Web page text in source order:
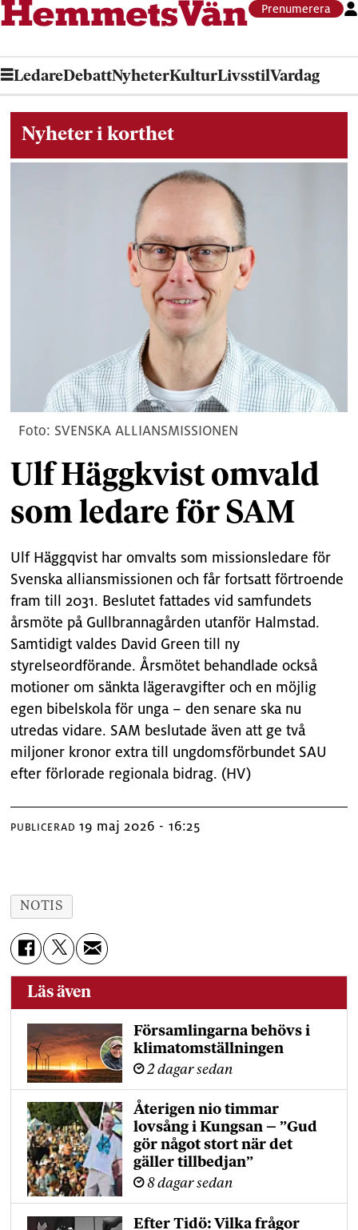
Prenumerera
LedareDebattNyheterKulturLivsstilVardag
Nyheter i korthet
SVENSKA ALLIANSMISSIONEN
Ulf Häggkvist omvald
som ledare för SAM
Ulf Häggqvist har omvalts som missionsledare för
Svenska alliansmissionen och får fortsatt förtroende
fram till 2031. Beslutet fattades vid samfundets
årsmöte på Gullbrannagården utanför Halmstad.
Samtidigt valdes David Green till ny
styrelseordförande. Årsmötet behandlade också
motioner om sänkta lägeravgifter och en möjlig
egen bibelskola för unga – den senare ska nu
utredas vidare. SAM beslutade även att ge två
miljoner kronor extra till ungdomsförbundet SAU
efter förlorade regionala bidrag. (HV)
PUBLICERAD 19 maj 2026 - 16:25
NOTIS
Läs även
Församlingarna behövs i
klimatomställningen
2 dagar sedan
Återigen nio timmar
lovsång i Kungsan – ”Gud
gör något stort när det
gäller tillbedjan”
8 dagar sedan
Efter Tidö: Vilka frågor